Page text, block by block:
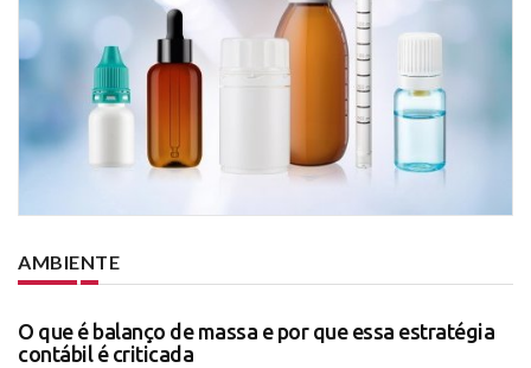
AMBIENTE
O que é balanço de massa e por que essa estratégia
contábil é criticada